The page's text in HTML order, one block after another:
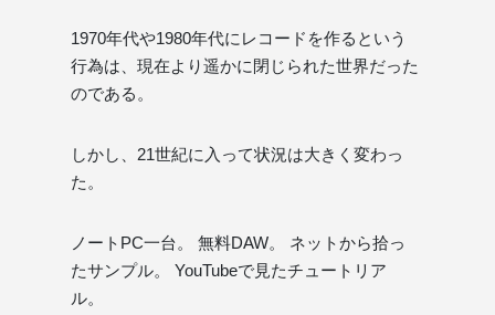
1970年代や1980年代にレコードを作るという
行為は、現在より遥かに閉じられた世界だった
のである。
しかし、21世紀に入って状況は大きく変わっ
た。
ノートPC一台。 無料DAW。 ネットから拾っ
たサンプル。 YouTubeで見たチュートリア
ル。